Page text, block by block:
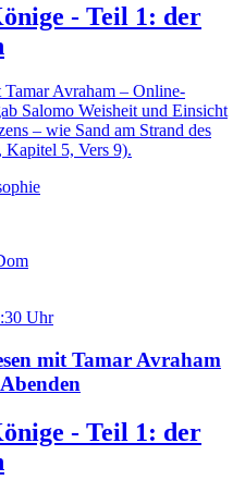
- Teil 1: der
Avraham – Online-
Salomo Weisheit und Einsicht
– wie Sand am Strand des
Kapitel 5, Vers 9).
Uhr
mit Tamar Avraham
- Teil 1: der